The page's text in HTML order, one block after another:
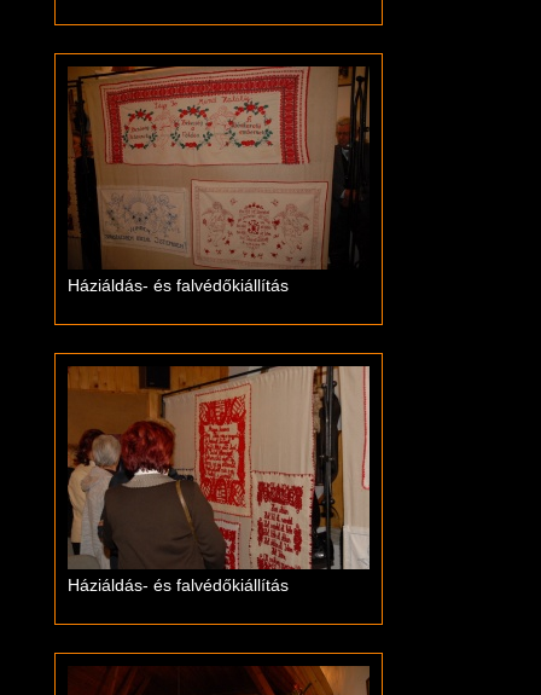
Háziáldás- és falvédőkiállítás
Háziáldás- és falvédőkiállítás